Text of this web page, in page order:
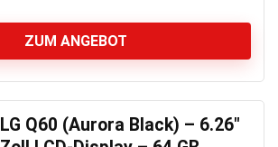
ZUM ANGEBOT
LG Q60 (Aurora Black) – 6.26″